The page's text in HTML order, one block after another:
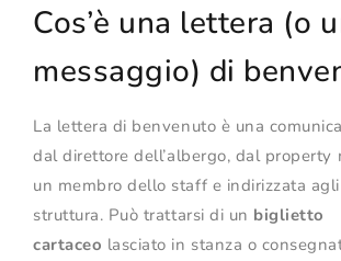
Cos’è una lettera (o
messaggio) di
La lettera di benvenuto è una
dal direttore dell’albergo, dal property
un membro dello staff e indirizzata
struttura. Può trattarsi di un biglietto
cartaceo lasciato in stanza o